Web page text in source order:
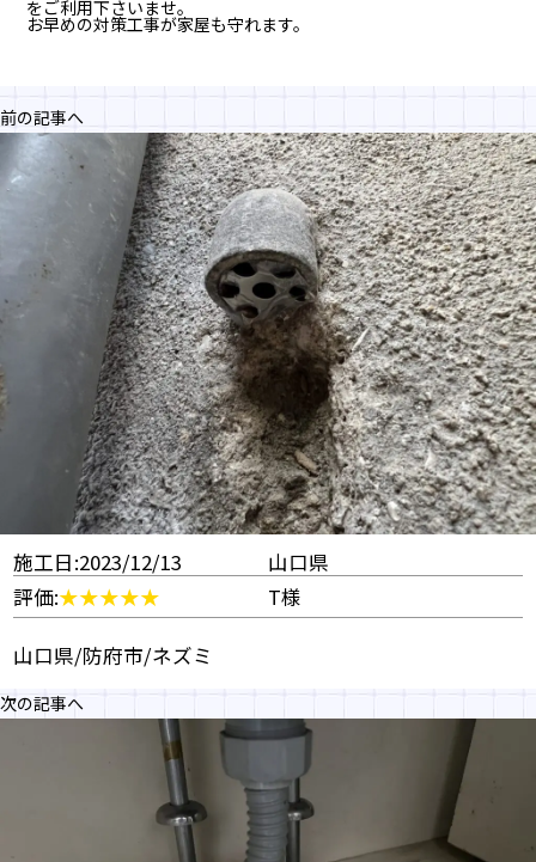
をご利用下さいませ。
お早めの対策工事が家屋も守れます。
前の記事へ
施工日:2023/12/13
山口県
評価:
T様
山口県/防府市/ネズミ
次の記事へ